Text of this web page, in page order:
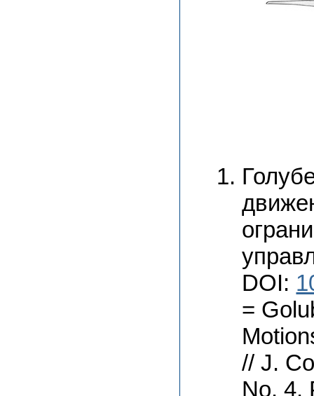
DOI:
=
// J.
No. 4.